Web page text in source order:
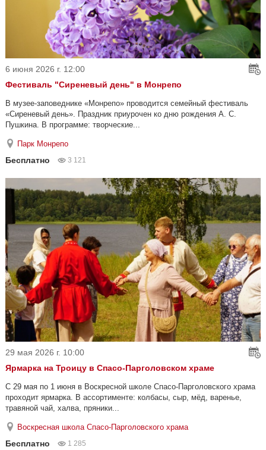
6 июня 2026 г. 12:00
Фестиваль "Сиреневый день" в Монрепо
В музее-заповеднике «Монрепо» проводится семейный фестиваль
«Сиреневый день». Праздник приурочен ко дню рождения А. С.
Пушкина. В программе: творческие...
Парк Монрепо
Бесплатно 3 121
29 мая 2026 г. 10:00
Ярмарка на Троицу в Спасо-Парголовском храме
С 29 мая по 1 июня в Воскресной школе Спасо-Парголовского храма
проходит ярмарка. В ассортименте: колбасы, сыр, мёд, варенье,
травяной чай, халва, пряники...
Воскресная школа Спасо-Парголовского храма
Бесплатно 1 285